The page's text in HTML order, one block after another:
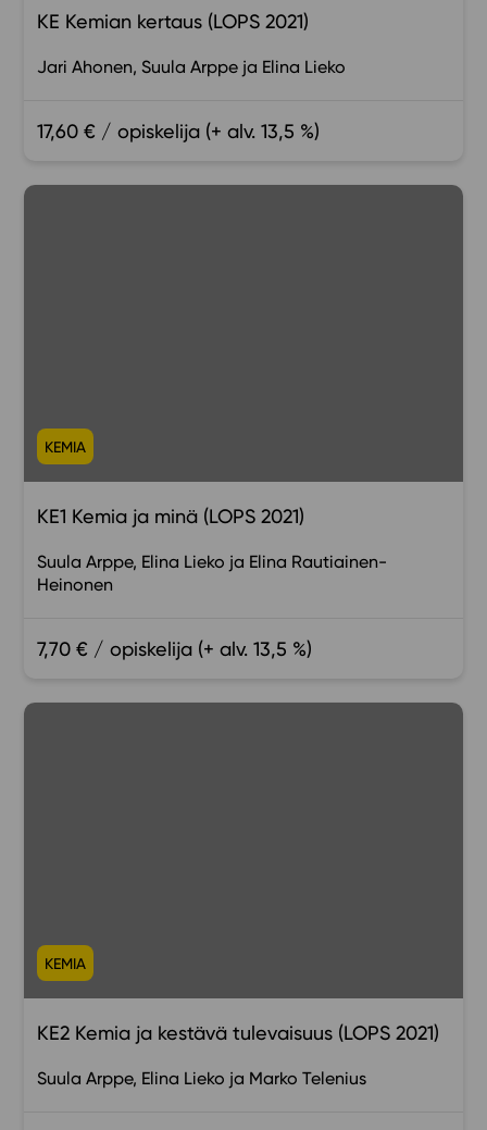
KE Kemian kertaus (LOPS 2021)
Jari Ahonen Suula Arppe Elina Lieko
17,60 € / opiskelija (+ alv. 13,5 %)
KEMIA
KE1 Kemia ja minä (LOPS 2021)
Suula Arppe Elina Lieko
Elina Rautiainen-
Heinonen
7,70 € / opiskelija (+ alv. 13,5 %)
KEMIA
KE2 Kemia ja kestävä tulevaisuus (LOPS 2021)
Suula Arppe Elina Lieko Marko Telenius